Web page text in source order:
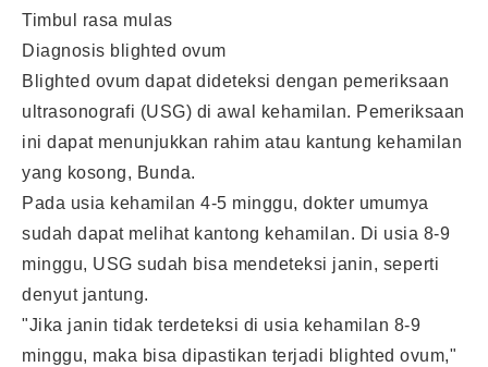
Timbul rasa mulas
Diagnosis blighted ovum
Blighted ovum dapat dideteksi dengan pemeriksaan
ultrasonografi (USG) di awal kehamilan. Pemeriksaan
ini dapat menunjukkan rahim atau kantung kehamilan
yang kosong, Bunda.
Pada usia kehamilan 4-5 minggu, dokter umumya
sudah dapat melihat kantong kehamilan. Di usia 8-9
minggu, USG sudah bisa mendeteksi janin, seperti
denyut jantung.
"Jika janin tidak terdeteksi di usia kehamilan 8-9
minggu, maka bisa dipastikan terjadi blighted ovum,"